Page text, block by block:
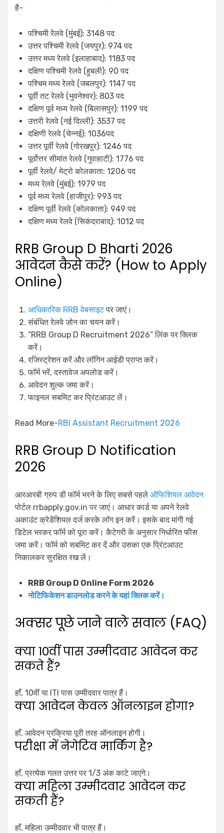
है-
पश्चिमी रेलवे (मुंबई): 3148 पद
उत्तर पश्चिमी रेलवे (जयपुर): 974 पद
उत्तर मध्य रेलवे (इलाहाबाद): 1183 पद
दक्षिण पश्चिमी रेलवे (हुबली): 90 पद
पश्चिम मध्य रेलवे (जबलपुर): 1147 पद
पूर्वी तट रेलवे (भुवनेश्वर): 803 पद
दक्षिण पूर्व मध्य रेलवे (बिलासपुर): 1199 पद
उत्तरी रेलवे (नई दिल्ली): 3537 पद
दक्षिणी रेलवे (चेन्नई): 1036पद
उत्तर पूर्वी रेलवे (गोरखपुर): 1246 पद
पूर्वोत्तर सीमांत रेलवे (गुवाहाटी): 1776 पद
पूर्वी रेलवे/ मेट्रो कोलकाता: 1206 पद
मध्य रेलवे (मुंबई): 1979 पद
पूर्व मध्य रेलवे (हाजीपुर): 993 पद
दक्षिण पूर्वी रेलवे (कोलकाता): 949 पद
दक्षिण मध्य रेलवे (सिकंदराबाद): 1012 पद
RRB Group D Bharti 2026
आवेदन कैसे करें? (How to Apply
Online)
आधिकारिक RRB वेबसाइटपर जाएं।
संबंधित रेलवे ज़ोन का चयन करें।
“RRB Group D Recruitment 2026” लिंक पर क्लिक
करें।
रजिस्ट्रेशन करें और लॉगिन आईडी प्राप्त करें।
फॉर्म भरें, दस्तावेज अपलोड करें।
आवेदन शुल्क जमा करें।
फाइनल सबमिट कर प्रिंटआउट लें।
Read More-RBI Assistant Recruitment 2026
RRB Group D Notification
2026
आरआरबी ग्रुप डी फॉर्म भरने के लिए सबसे पहले ऑफिशियल आवेदन
पोर्टल rrbapply.gov.in पर जाएं। आधार कार्ड या अपने रेलवे
अकाउंट क्रेडेंशियल दर्ज करके लॉग इन करें। इसके बाद मांगी गई
डिटेल भरकर फॉर्म को पूरा करें। कैटेगरी के अनुसार निर्धारित फीस
जमा करें। फॉर्म को सबमिट कर दें और उसका एक प्रिंटआउट
निकालकर सुरक्षित रख लें।
RRB Group D Online Form 2026
नोटिफिकेशन डाउनलोड करने के यहां क्लिक करें।
अक्सर पूछे जाने वाले सवाल (FAQ)
क्या 10वीं पास उम्मीदवार आवेदन कर
सकते हैं?
हाँ, 10वीं या ITI पास उम्मीदवार पात्र हैं।
क्या आवेदन केवल ऑनलाइन होगा?
हाँ, आवेदन प्रक्रिया पूरी तरह ऑनलाइन होगी।
परीक्षा में नेगेटिव मार्किंग है?
हाँ, प्रत्येक गलत उत्तर पर 1/3 अंक काटे जाएंगे।
क्या महिला उम्मीदवार आवेदन कर
सकती हैं?
हाँ, महिला उम्मीदवार भी पात्र हैं।